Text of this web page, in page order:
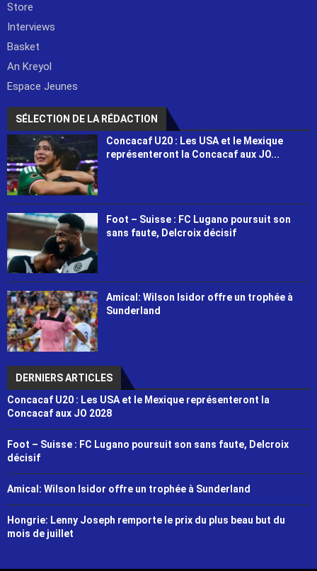
Store
Interviews
Basket
An Kreyol
Espace Jeunes
SÉLECTION DE LA RÉDACTION
Concacaf U20 : Les USA et le Mexique
représenteront la Concacaf aux JO...
Foot – Suisse : FC Lugano poursuit son
sans faute, Delcroix décisif
Amical: Wilson Isidor offre un trophée à
Sunderland
DERNIERS ARTICLES
Concacaf U20 : Les USA et le Mexique représenteront la
Concacaf aux JO 2028
Foot – Suisse : FC Lugano poursuit son sans faute, Delcroix
décisif
Amical: Wilson Isidor offre un trophée à Sunderland
Hongrie: Lenny Joseph remporte le prix du plus beau but du
mois de juillet